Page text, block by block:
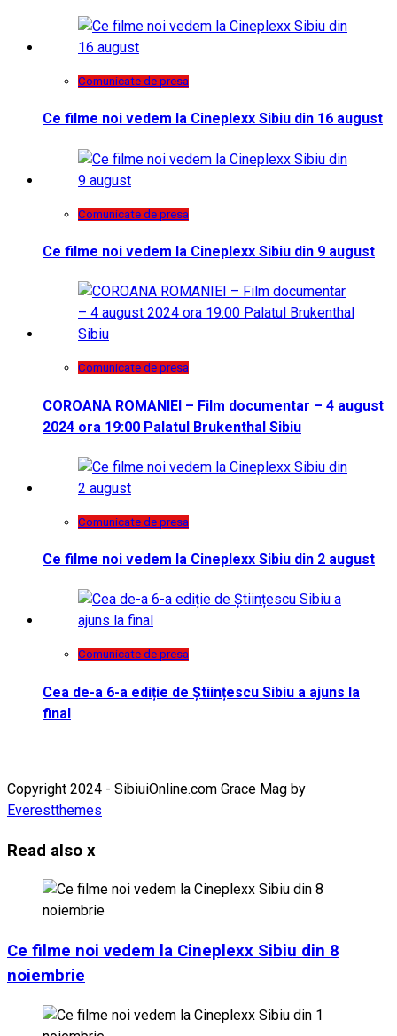
Comunicate de presa
Ce filme noi vedem la Cineplexx Sibiu din 16 august
Comunicate de presa
Ce filme noi vedem la Cineplexx Sibiu din 9 august
Comunicate de presa
COROANA ROMANIEI – Film documentar – 4 august
2024 ora 19:00 Palatul Brukenthal Sibiu
Comunicate de presa
Ce filme noi vedem la Cineplexx Sibiu din 2 august
Comunicate de presa
Cea de-a 6-a ediție de Științescu Sibiu a ajuns la
final
Copyright 2024 - SibiuiOnline.com Grace Mag by
Everestthemes
Read also x
Ce filme noi vedem la Cineplexx Sibiu din 8
noiembrie